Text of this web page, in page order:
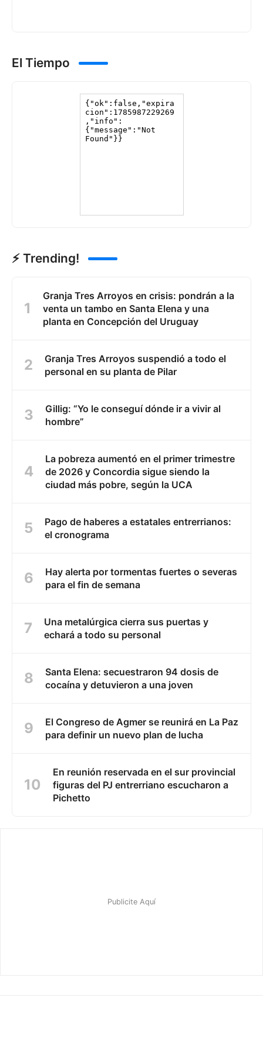
El Tiempo
⚡ Trending!
Granja Tres Arroyos en crisis: pondrán a la
venta un tambo en Santa Elena y una
planta en Concepción del Uruguay
Granja Tres Arroyos suspendió a todo el
personal en su planta de Pilar
Gillig: “Yo le conseguí dónde ir a vivir al
hombre”
La pobreza aumentó en el primer trimestre
de 2026 y Concordia sigue siendo la
ciudad más pobre, según la UCA
Pago de haberes a estatales entrerrianos:
el cronograma
Hay alerta por tormentas fuertes o severas
para el fin de semana
Una metalúrgica cierra sus puertas y
echará a todo su personal
Santa Elena: secuestraron 94 dosis de
cocaína y detuvieron a una joven
El Congreso de Agmer se reunirá en La Paz
para definir un nuevo plan de lucha
En reunión reservada en el sur provincial
figuras del PJ entrerriano escucharon a
Pichetto